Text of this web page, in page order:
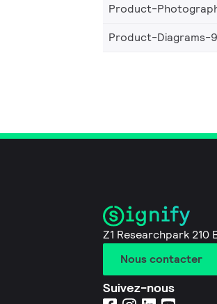
Product-
Product-Diagrams-
Z1 Researchpark 210
Nous contacter
Suivez-nous